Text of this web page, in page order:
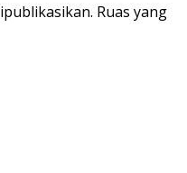
Ruas yang